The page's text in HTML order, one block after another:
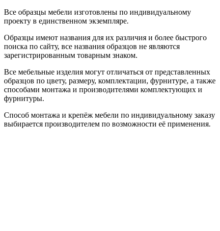
Все образцы мебели изготовлены по индивидуальному
проекту в единственном экземпляре.
Образцы имеют названия для их различия и более быстрого
поиска по сайту, все названия образцов не являются
зарегистрированным товарным знаком.
Все мебельные изделия могут отличаться от представленных
образцов по цвету, размеру, комплектации, фурнитуре, а также
способами монтажа и производителями комплектующих и
фурнитуры.
Способ монтажа и крепёж мебели по индивидуальному заказу
выбирается производителем по возможности её применения.